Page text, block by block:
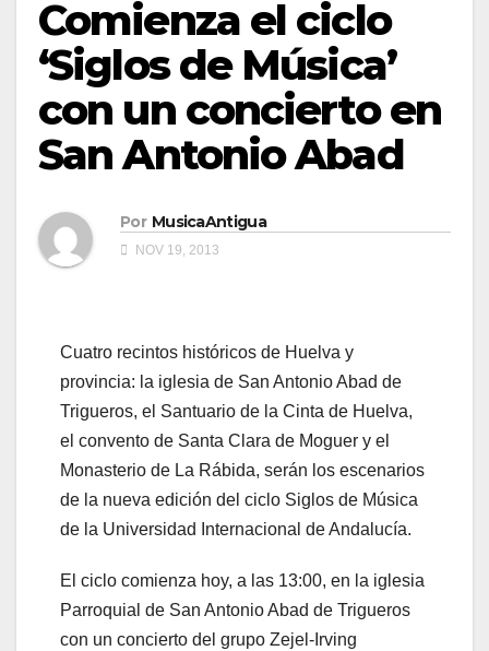
Comienza el ciclo
‘Siglos de Música’
con un concierto en
San Antonio Abad
Por MusicaAntigua
NOV 19, 2013
Cuatro recintos históricos de Huelva y
provincia: la iglesia de San Antonio Abad de
Trigueros, el Santuario de la Cinta de Huelva,
el convento de Santa Clara de Moguer y el
Monasterio de La Rábida, serán los escenarios
de la nueva edición del ciclo Siglos de Música
de la Universidad Internacional de Andalucía.
El ciclo comienza hoy, a las 13:00, en la iglesia
Parroquial de San Antonio Abad de Trigueros
con un concierto del grupo Zejel-Irving